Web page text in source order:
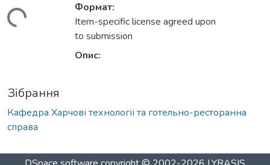
Формат:
Item-specific license agreed upon
to submission
Опис:
Зібрання
Кафедра Харчові технологіі та готельно-ресторанна
справа